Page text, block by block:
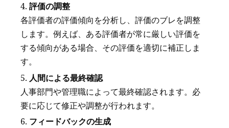
評価の調整
各評価者の評価傾向を分析し、評価のブレを調整
します。例えば、ある評価者が常に厳しい評価を
する傾向がある場合、その評価を適切に補正しま
す。
人間による最終確認
人事部門や管理職によって最終確認されます。必
要に応じて修正や調整が行われます。
フィードバックの生成